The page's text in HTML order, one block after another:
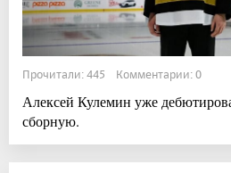
Прочитали: 445 Комментарии: 0
Алексей Кулемин уже
сборную.